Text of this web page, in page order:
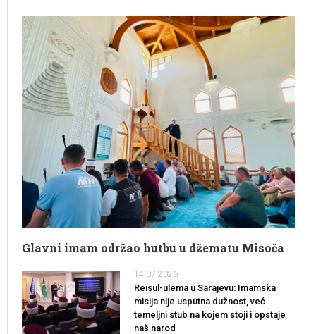
Glavni imam održao hutbu u džematu Misoča
14.07.2026
Reisul-ulema u Sarajevu: Imamska
misija nije usputna dužnost, već
temeljni stub na kojem stoji i opstaje
naš narod